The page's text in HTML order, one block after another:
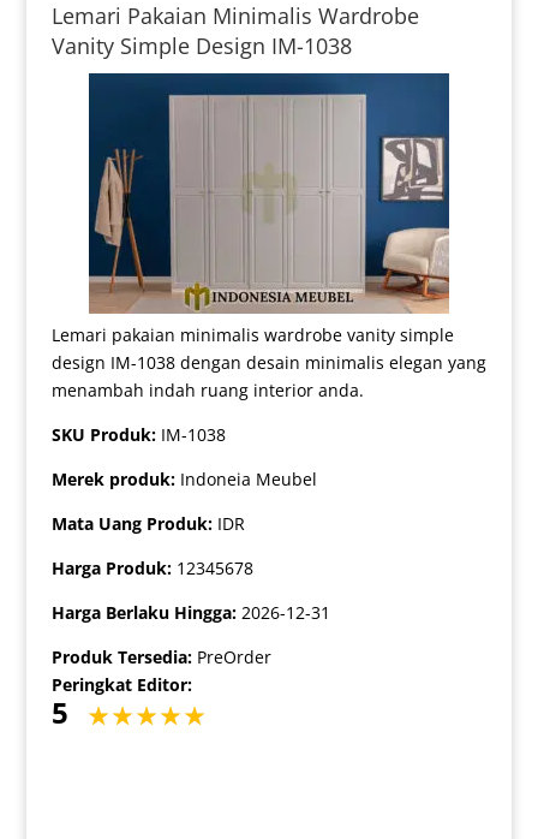
Lemari Pakaian Minimalis Wardrobe
Vanity Simple Design IM-1038
Lemari pakaian minimalis wardrobe vanity simple
design IM-1038 dengan desain minimalis elegan yang
menambah indah ruang interior anda.
SKU Produk: IM-1038
Merek produk: Indoneia Meubel
Mata Uang Produk: IDR
Harga Produk: 12345678
Harga Berlaku Hingga: 2026-12-31
Produk Tersedia: PreOrder
Peringkat Editor:
5